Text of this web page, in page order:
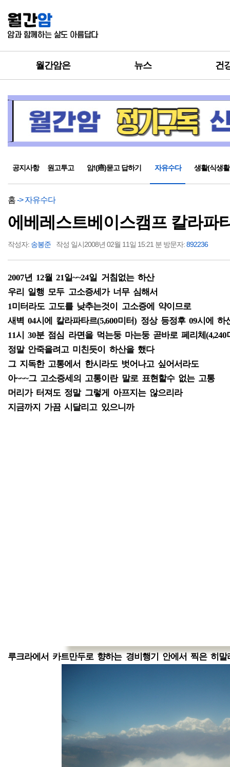
월간암은 뉴스 건
공지사항 원고투고 암!(癌)묻고 답하기 자유수다 생활(식생
홈-> 자유수다
에베레스트베이스캠프 칼라파
작성자: 송봉준 작성 일시2008년 02월 11일 15:21 분 방문자:892236
2007년 12월 21일~~24일 거침없는 하산
우리 일행 모두 고소증세가 너무 심해서
1미터라도 고도를 낮추는것이 고소증에 약이므로
새벽 04시에 칼라파타르(5,600미터) 정상 등정후 09시에 하
11시 30분 점심 라면을 먹는둥 마는둥 곧바로 페리체
정말 안죽을려고 미친듯이 하산을 했다
그 지독한 고통에서 한시라도 벗어나고 싶어서라도
아~~~그 고소증세의 고통이란 말로 표현할수 없는 고통
머리가 터져도 정말 그렇게 아프지는 않으리라
지금까지 가끔 시달리고 있으니까
루크라에서 카트만두로 향하는 경비행기 안에서 찍은 히말